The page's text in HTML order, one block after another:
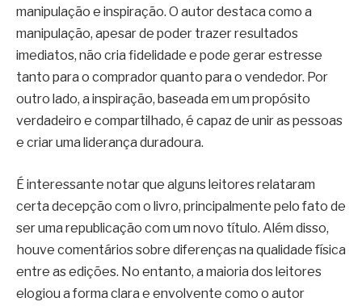
manipulação e inspiração. O autor destaca como a
manipulação, apesar de poder trazer resultados
imediatos, não cria fidelidade e pode gerar estresse
tanto para o comprador quanto para o vendedor. Por
outro lado, a inspiração, baseada em um propósito
verdadeiro e compartilhado, é capaz de unir as pessoas
e criar uma liderança duradoura.
É interessante notar que alguns leitores relataram
certa decepção com o livro, principalmente pelo fato de
ser uma republicação com um novo título. Além disso,
houve comentários sobre diferenças na qualidade física
entre as edições. No entanto, a maioria dos leitores
elogiou a forma clara e envolvente como o autor